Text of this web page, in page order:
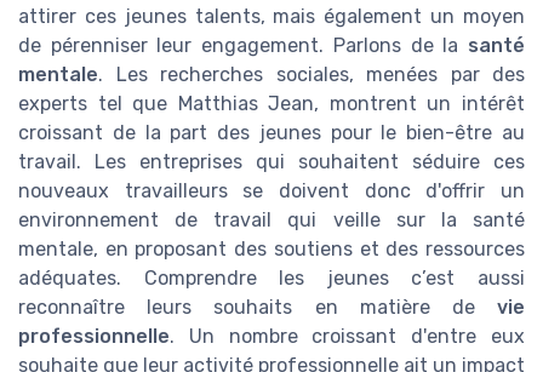
attirer ces jeunes talents, mais également un moyen
de pérenniser leur engagement. Parlons de la santé
mentale. Les recherches sociales, menées par des
experts tel que Matthias Jean, montrent un intérêt
croissant de la part des jeunes pour le bien-être au
travail. Les entreprises qui souhaitent séduire ces
nouveaux travailleurs se doivent donc d'offrir un
environnement de travail qui veille sur la santé
mentale, en proposant des soutiens et des ressources
adéquates. Comprendre les jeunes c’est aussi
reconnaître leurs souhaits en matière de vie
professionnelle. Un nombre croissant d'entre eux
souhaite que leur activité professionnelle ait un impact